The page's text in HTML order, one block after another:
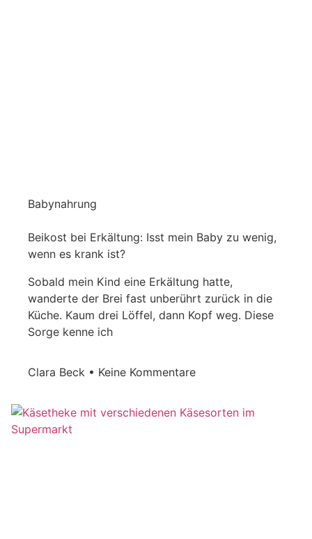
Babynahrung
Beikost bei Erkältung: Isst mein Baby zu wenig,
wenn es krank ist?
Sobald mein Kind eine Erkältung hatte,
wanderte der Brei fast unberührt zurück in die
Küche. Kaum drei Löffel, dann Kopf weg. Diese
Sorge kenne ich
Clara Beck Keine Kommentare